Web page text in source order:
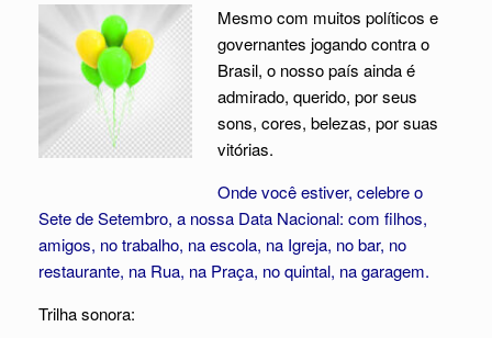
Mesmo com muitos políticos e
governantes jogando contra o
Brasil, o nosso país ainda é
admirado, querido, por seus
sons, cores, belezas, por suas
vitórias.
Onde você estiver, celebre o
Sete de Setembro, a nossa Data Nacional: com filhos,
amigos, no trabalho, na escola, na Igreja, no bar, no
restaurante, na Rua, na Praça, no quintal, na garagem.
Trilha sonora: